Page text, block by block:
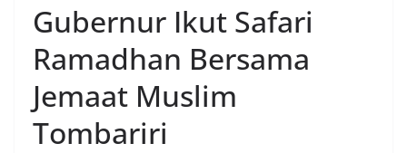
Gubernur Ikut Safari
Ramadhan Bersama
Jemaat Muslim
Tombariri